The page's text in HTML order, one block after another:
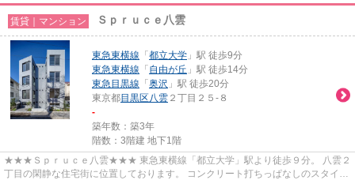
賃貸｜マンション Ｓｐｒｕｃｅ八雲
東急東横線 「 都立大学 」駅 徒歩9分
東急東横線 「 自由が丘 」駅 徒歩14分
東急目黒線 「 奥沢 」駅 徒歩20分
東京都目黒区八雲 ２丁目２５-８
-
築年数：築3年
階数：3階建 地下1階
★★★Ｓｐｒｕｃｅ八雲★★★ 東急東横線「都立大学」駅より徒歩９分。 八雲２
丁目の閑静な住宅街に位置しております。 コンクリート打ちっぱなしのスタイリ